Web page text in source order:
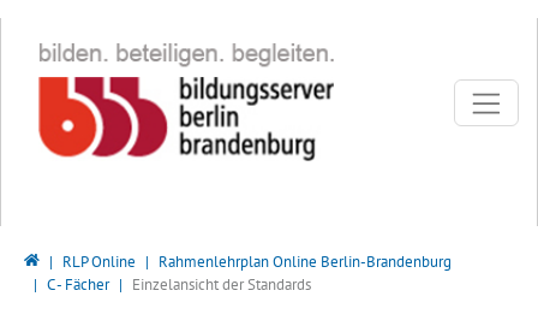
Bildungsserver Berlin - Brandenburg
RLP Online
Rahmenlehrplan Online Berlin-Brandenburg
C - Fächer
Einzelansicht der Standards